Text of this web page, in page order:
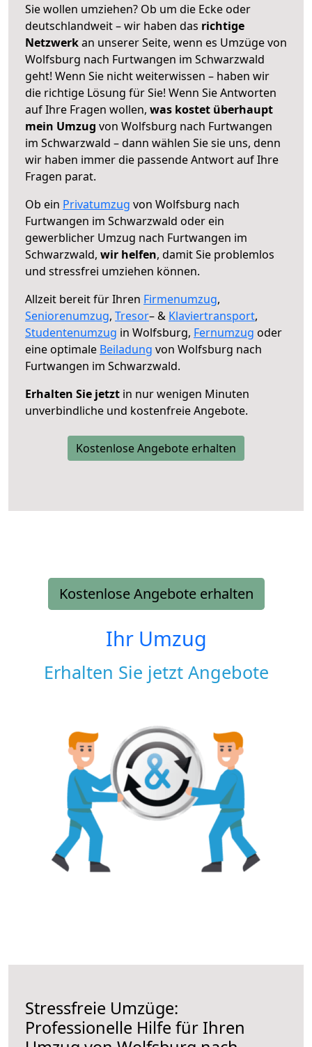
Sie wollen umziehen? Ob um die Ecke oder
deutschlandweit – wir haben das richtige
Netzwerkan unserer Seite, wenn es Umzüge von
Wolfsburg nach Furtwangen im Schwarzwald
geht! Wenn Sie nicht weiterwissen – haben wir
die richtige Lösung für Sie! Wenn Sie Antworten
auf Ihre Fragen wollen, was kostet überhaupt
mein Umzug von Wolfsburg nach Furtwangen
im Schwarzwald – dann wählen Sie sie uns, denn
wir haben immer die passende Antwort auf Ihre
Fragen parat.
Ob ein Privatumzug von Wolfsburg nach
Furtwangen im Schwarzwald oder ein
gewerblicher Umzug nach Furtwangen im
Schwarzwald, wir helfen, damit Sie problemlos
und stressfrei umziehen können.
Allzeit bereit für Ihren Firmenumzug,
Seniorenumzug, Tresor– & Klaviertransport,
Studentenumzug in Wolfsburg, Fernumzug oder
eine optimale Beiladung von Wolfsburg nach
Furtwangen im Schwarzwald.
Erhalten Sie jetzt in nur wenigen Minuten
unverbindliche und kostenfreie Angebote.
Kostenlose Angebote erhalten
Kostenlose Angebote erhalten
Ihr Umzug
Erhalten Sie jetzt Angebote
Stressfreie Umzüge:
Professionelle Hilfe für Ihren